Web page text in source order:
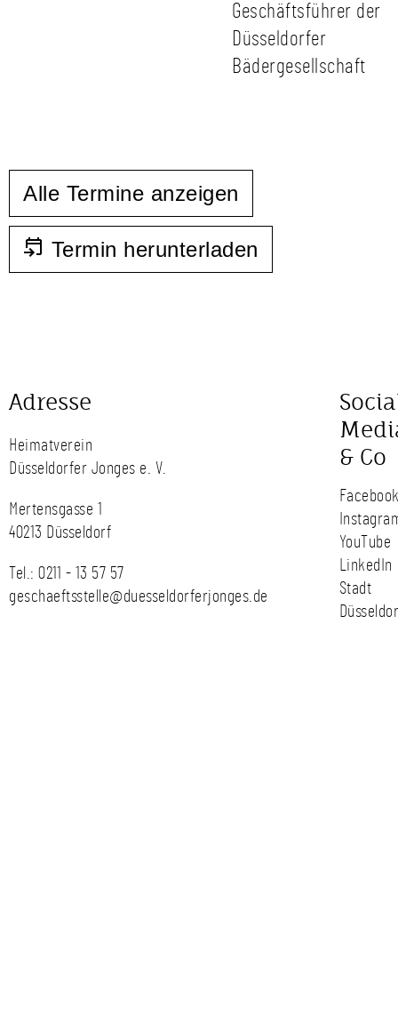
Geschäftsführer der
Düsseldorfer
Bädergesellschaft
Alle Termine anzeigen
Termin herunterladen
Adresse
Heimatverein
Düsseldorfer Jonges e. V.
Mertensgasse 1
40213 Düsseldorf
Tel.: 0211 - 13 57 57
geschaeftsstelle@duesseldorferjonges.de
& Co
YouTube
LinkedIn
Stadt